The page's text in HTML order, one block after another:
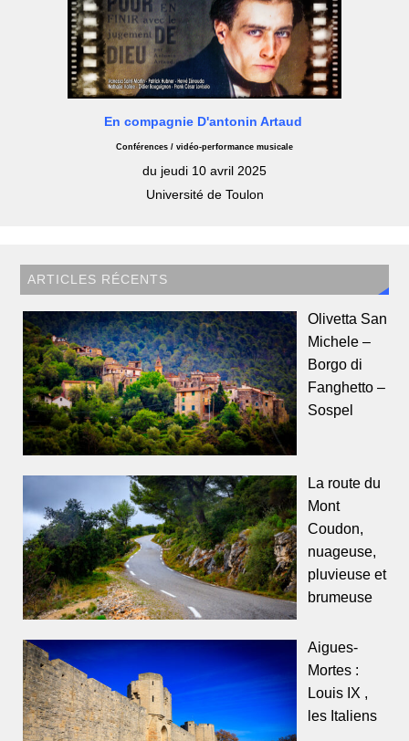
En compagnie D'antonin Artaud
Conférences / vidéo-performance musicale
du jeudi 10 avril 2025
Université de Toulon
ARTICLES RÉCENTS
Olivetta San
Michele –
Borgo di
Fanghetto –
Sospel
La route du
Mont
Coudon,
nuageuse,
pluvieuse et
brumeuse
Aigues-
Mortes :
Louis IX ,
les Italiens